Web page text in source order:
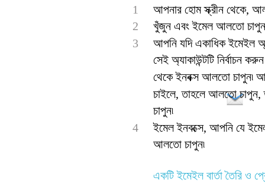
1
আপনার হোম স্ক্রীন থেকে,
2
খুঁজুন এবং ইমেল আলতো
3
আপনি যদি একাধিক ইমেইল
সেই অ্যাকাউন্টটি নির্বাচন
থেকে ইনবক্স আলতো চাপুন৷
চাইলে, তাহলে আলতো
চাপুন৷
4
ইমেল ইনবক্সে, আপনি যে
আলতো চাপুন৷
একটি ইমেইল বার্তা তৈরি ও